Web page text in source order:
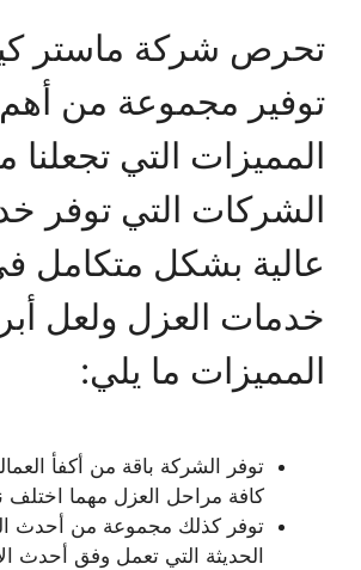
تحرص شركة ماستر
توفير مجموعة من أهم
المميزات التي
الشركات التي توفر
عالية بشكل متكامل
خدمات العزل ولعل
المميزات ما يلي:
توفر الشركة باقة من أكفأ
كافة مراحل العزل مهما اختلف
توفر كذلك مجموعة من أحدث
الحديثة التي تعمل وفق أحدث